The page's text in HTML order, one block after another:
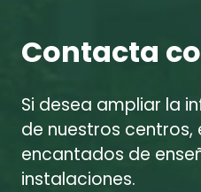
Contacta
Si desea ampliar la
de nuestros centros,
encantados de
instalaciones.